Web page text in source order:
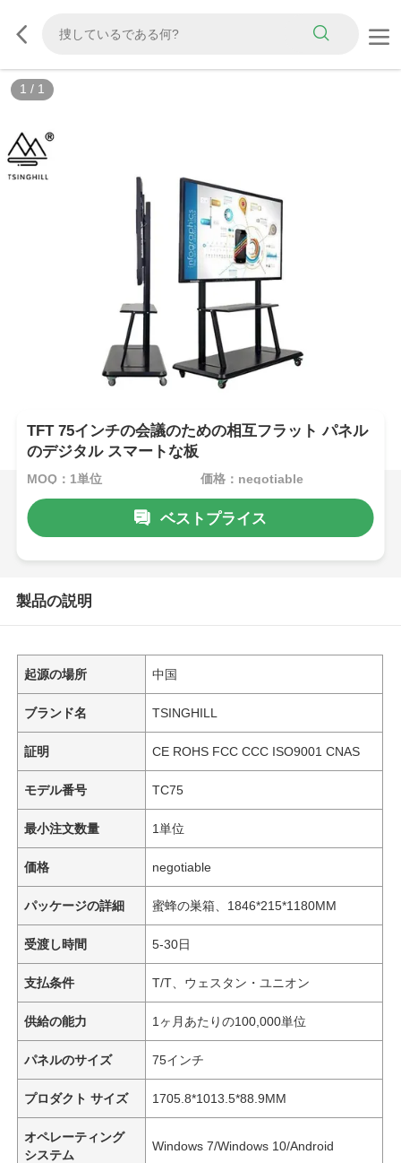
1 / 1
TFT 75インチの会議のための相互フラット パネル
のデジタル スマートな板
MOQ：1単位 価格：negotiable
ベストプライス
製品の説明
起源の場所 中国
ブランド名 TSINGHILL
証明 CE ROHS FCC CCC ISO9001 CNAS
モデル番号 TC75
最小注文数量 1単位
価格 negotiable
パッケージの詳細 蜜蜂の巣箱、1846*215*1180MM
受渡し時間 5-30日
支払条件 T/T、ウェスタン・ユニオン
供給の能力 1ヶ月あたりの100,000単位
パネルのサイズ 75インチ
プロダクト サイズ 1705.8*1013.5*88.9MM
オペレーティング
システム
Windows 7/Windows 10/Android